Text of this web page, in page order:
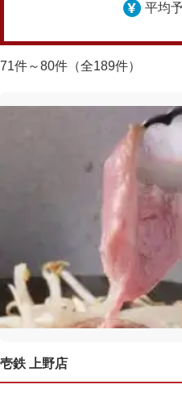
平均
71件～80件（全189件）
壱鉄 上野店